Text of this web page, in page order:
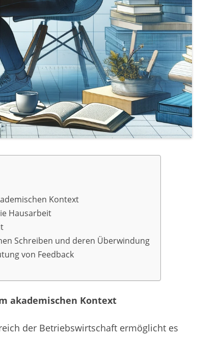
Kontext
Hausarbeit
Schreiben und deren Überwindung
von Feedback
akademischen Kontext
der Betriebswirtschaft ermöglicht es